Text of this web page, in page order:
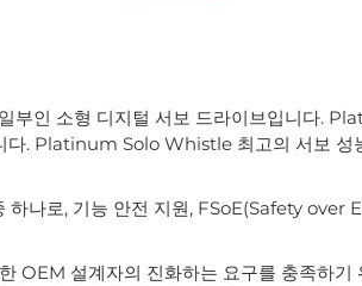
인 소형 디지털 서보 드라이브입니다.
다. Platinum Solo Whistle 최고의 서보 성
나로, 기능 안전 지원, FSoE(Safety over
OEM 설계자의 진화하는 요구를 충족하